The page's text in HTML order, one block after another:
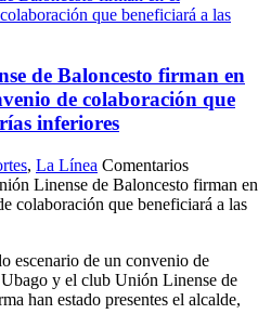
de Baloncesto firman en
de colaboración que
inferiores
, La Línea Comentarios
Linense de Baloncesto firman en
colaboración que beneficiará a las
escenario de un convenio de
y el club Unión Linense de
han estado presentes el alcalde,